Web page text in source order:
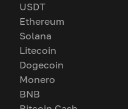
USDT
Ethereum
Solana
Litecoin
Dogecoin
Monero
BNB